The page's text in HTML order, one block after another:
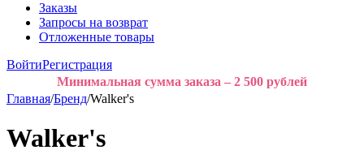
Заказы
Запросы на возврат
Отложенные товары
ВойтиРегистрация
Минимальная сумма заказа – 2 500 рублей
Главная/Бренд/Walker's
Walker's